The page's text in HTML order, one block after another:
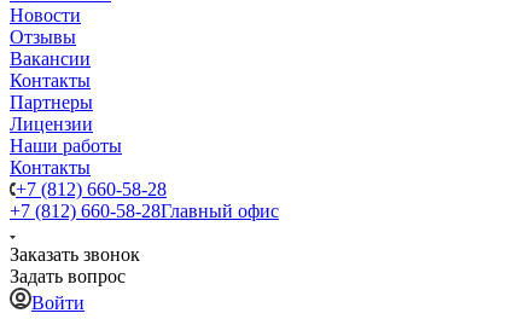
Новости
Отзывы
Вакансии
Контакты
Партнеры
Лицензии
Наши работы
Контакты
+7 (812) 660-58-28
+7 (812) 660-58-28Главный офис
Заказать звонок
Задать вопрос
Войти